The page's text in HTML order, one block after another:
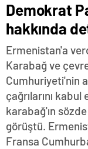
Demokrat
hakkında
Ermenistan'a
Karabağ ve
Cumhuriyeti'nin
çağrılarını
karabağ'ın
görüştü.
Fransa